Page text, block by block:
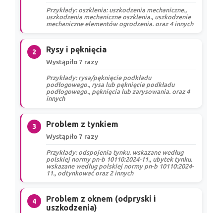
Przykłady: oszklenia: uszkodzenia mechaniczne.,
uszkodzenia mechaniczne oszklenia., uszkodzenie
mechaniczne elementów ogrodzenia. oraz 4 innych
2 Rysy i pęknięcia
Wystąpiło 7 razy
Przykłady: rysa/pęknięcie podkładu
podłogowego., rysa lub pęknięcie podkładu
podłogowego., pęknięcia lub zarysowania. oraz 4
innych
3 Problem z tynkiem
Wystąpiło 7 razy
Przykłady: odspojenia tynku. wskazane według
polskiej normy pn-b 10110:2024-11., ubytek tynku.
wskazane według polskiej normy pn-b 10110:2024-
11., odtynkować oraz 2 innych
4
Problem z oknem (odpryski i
uszkodzenia)